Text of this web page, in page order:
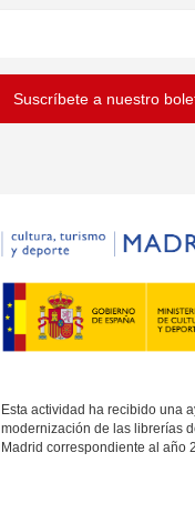
Suscríbete a nuestro
Esta actividad ha recibido una
modernización de las librerías
Madrid correspondiente al año